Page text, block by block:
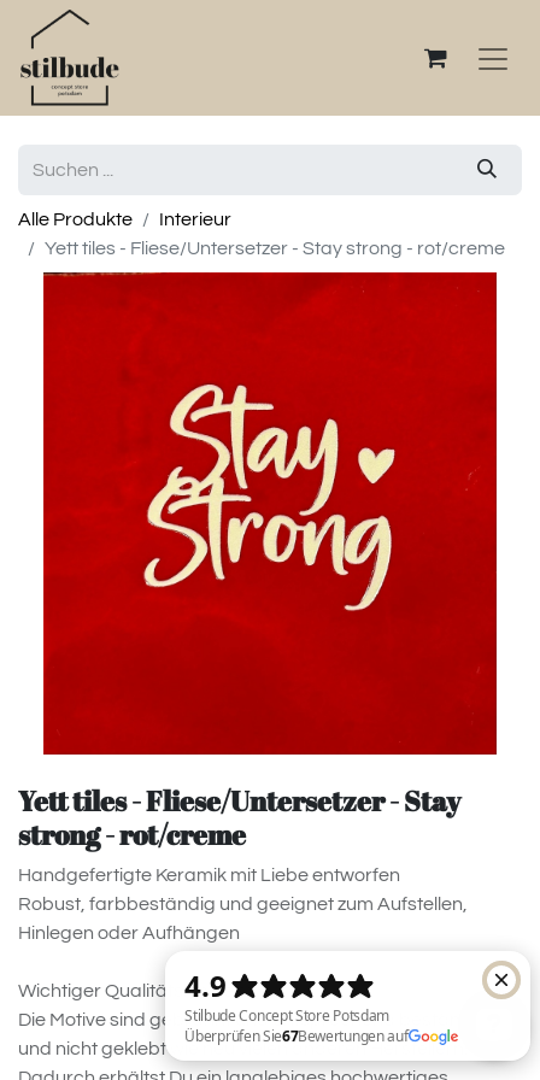
Alle Produkte
Interieur
Yett tiles - Fliese/Untersetzer - Stay strong - rot/creme
Yett tiles - Fliese/Untersetzer - Stay
strong - rot/creme
Handgefertigte Keramik mit Liebe entworfen
Robust, farbbeständig und geeignet zum Aufstellen,
Hinlegen oder Aufhängen
Wichtiger Qualitätshinweis:
Die Motive sind gebrannt und entsprechend beständig
und nicht geklebt wie neu vielen anderen Herstellern!